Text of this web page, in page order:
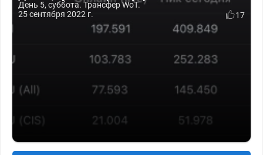
День 5, суббота. Трансфер WoT.
25 сентября 2022 г.
17